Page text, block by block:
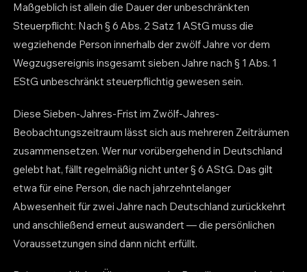
Maßgeblich ist allein die Dauer der unbeschränkten
Steuerpflicht: Nach § 6 Abs. 2 Satz 1 AStG muss die
wegziehende Person innerhalb der zwölf Jahre vor dem
Wegzugsereignis insgesamt sieben Jahre nach § 1 Abs. 1
EStG unbeschränkt steuerpflichtig gewesen sein.
Diese Sieben-Jahres-Frist im Zwölf-Jahres-
Beobachtungszeitraum lässt sich aus mehreren Zeiträumen
zusammensetzen. Wer nur vorübergehend in Deutschland
gelebt hat, fällt regelmäßig nicht unter § 6 AStG. Das gilt
etwa für eine Person, die nach jahrzehntelanger
Abwesenheit für zwei Jahre nach Deutschland zurückkehrt
und anschließend erneut auswandert — die persönlichen
Voraussetzungen sind dann nicht erfüllt.